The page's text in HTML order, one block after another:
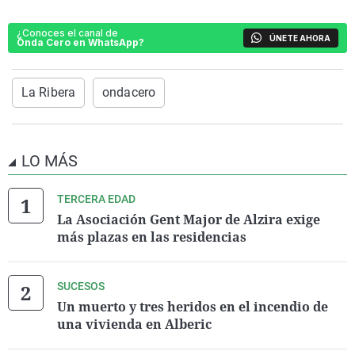
¿Conoces el canal de
Onda Cero en WhatsApp?
ÚNETE AHORA
La Ribera ondacero
LO MÁS
TERCERA EDAD
La Asociación Gent Major de Alzira exige
más plazas en las residencias
SUCESOS
Un muerto y tres heridos en el incendio de
una vivienda en Alberic